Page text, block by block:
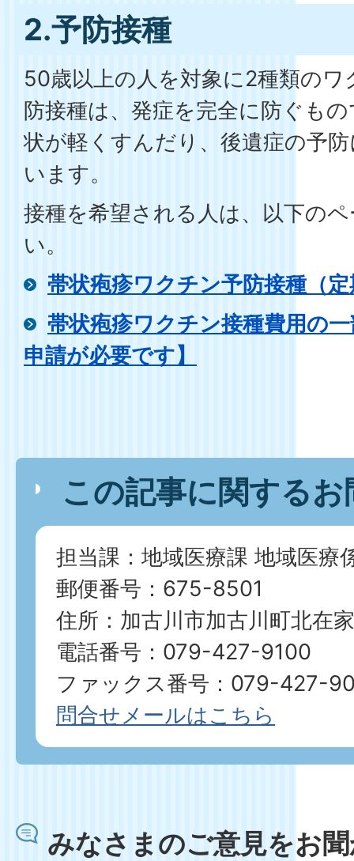
2.予防接種
50歳以上の人を対象に2種類の
防接種は、発症を完全に防ぐも
状が軽くすんだり、後遺症の予
います。
接種を希望される人は、以下の
い。
帯状疱疹ワクチン予防接種（
帯状疱疹ワクチン接種費用の
申請が必要です】
この記事に関する
担当課：地域医療課 地域医療
郵便番号：675-8501
住所：加古川市加古川町北在
電話番号：079-427-9100
ファックス番号：079-427-
問合せメールはこちら
みなさまのご意見をお